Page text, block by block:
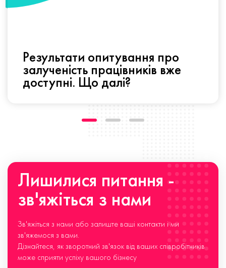
Результати опитування про
залученість працівників вже
доступні. Що далі?
Лишилися питання -
зв'яжіться з нами
Зв'яжіться з нами або залиште ваші контакти і ми
зв'яжемося з вами.
Дізнайтеся, як зворотний зв'язок від ваших співробітників
може сприяти успіху вашого бізнесу